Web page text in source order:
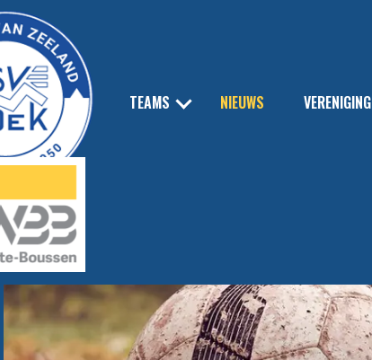
TEAMS NIEUWS VERENIGING